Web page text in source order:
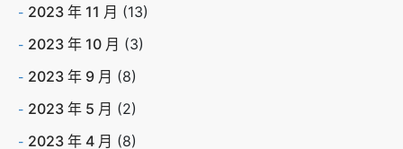
2023 年 11 月 (13)
2023 年 10 月 (3)
2023 年 9 月 (8)
2023 年 5 月 (2)
2023 年 4 月 (8)